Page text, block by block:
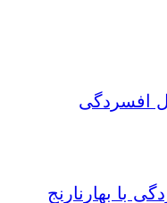
افسردگی
با بهارنارنج